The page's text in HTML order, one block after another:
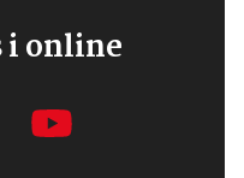
i online